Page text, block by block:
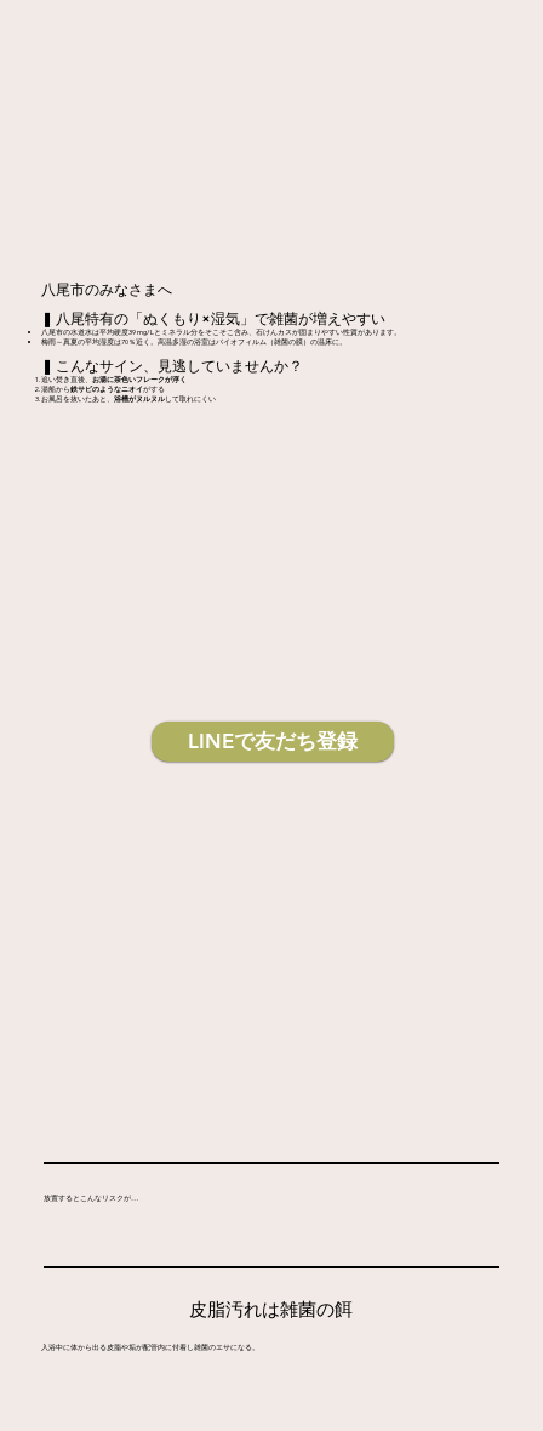
八尾市のみなさまへ
❚ 八尾特有の「ぬくもり×湿気」で雑菌が増えやすい
八尾市の水道水は平均硬度39 mg/Lとミネラル分をそこそこ含み、石けんカスが固まりやすい性質があります。
​梅雨～真夏の平均湿度は70％近く。高温多湿の浴室はバイオフィルム（雑菌の膜）の温床に。
❚ こんなサイン、見逃していませんか？
追い焚き直後、
お湯に茶色いフレークが浮く
湯船から鉄サビのようなニオイがする
お風呂を抜いたあと、 浴槽がヌルヌルして取れにくい
LINEで友だち登録
放置するとこんなリスクが…
​皮脂汚れは雑菌の餌
入浴中に体から出る皮脂や垢が配管内に付着し雑菌のエサになる。